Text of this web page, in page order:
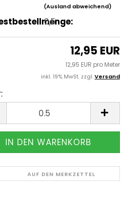
(Ausland abweichend)
0,5
12,95 EUR
12,95 EUR pro Meter
inkl. 19% MwSt. zzgl.Versand
AUF DEN MERKZETTEL